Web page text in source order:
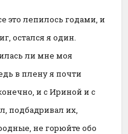
это лепилось годами, и
остался я один.
ли мне моя
в плену я почти
и с Ириной и с
подбадривал их,
не горюйте обо